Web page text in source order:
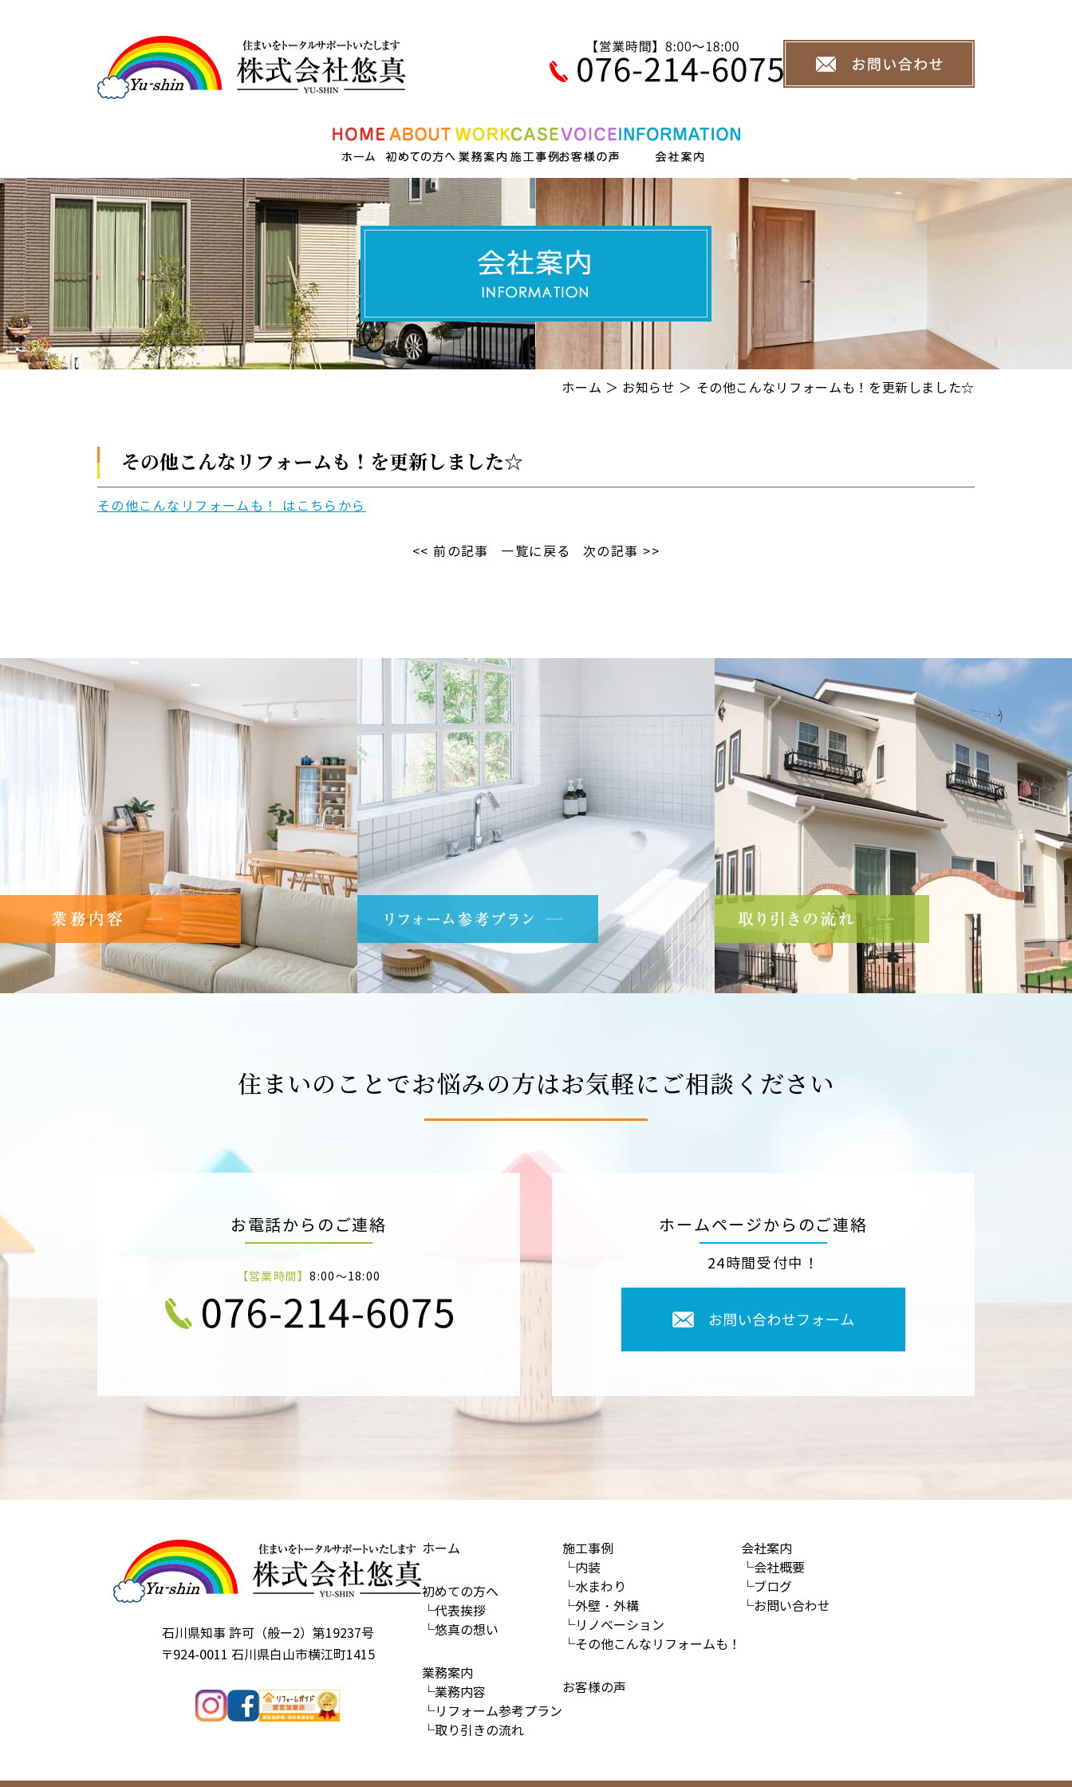
ホーム ＞ お知らせ ＞ その他こんなリフォームも！を更新しました☆
その他こんなリフォームも！を更新しました☆
その他こんなリフォームも！ はこちらから
<< 前の記事 一覧に戻る 次の記事 >>
住まいのことでお悩みの方はお気軽にご相談ください
お電話からのご連絡
【営業時間】8:00～18:00
ホームページからのご連絡
24時間受付中！
石川県知事 許可（般ー2）第19237号
〒924-0011 石川県白山市横江町1415
ホーム
初めての方へ
└代表挨拶
└悠真の想い
業務案内
└業務内容
└リフォーム参考プラン
└取り引きの流れ
施工事例
└内装
└水まわり
└外壁・外構
└リノベーション
└その他こんなリフォームも！
お客様の声
会社案内
└会社概要
└ブログ
└お問い合わせ